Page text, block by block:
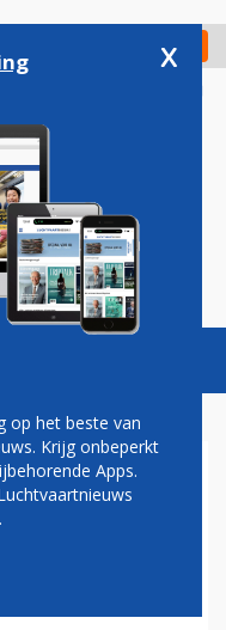
Check in
Vacatures
777'S
x
op het beste van
Krijg onbeperkt
Apps.